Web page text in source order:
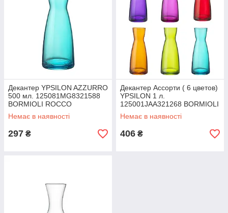
Декантер YPSILON AZZURRO
500 мл. 125081MG8321588
BORMIOLI ROCCO
Немає в наявності
297 ₴
Декантер Ассорти ( 6 цветов)
YPSILON 1 л.
125001JAA321268 BORMIOLI
ROCCO
Немає в наявності
406 ₴